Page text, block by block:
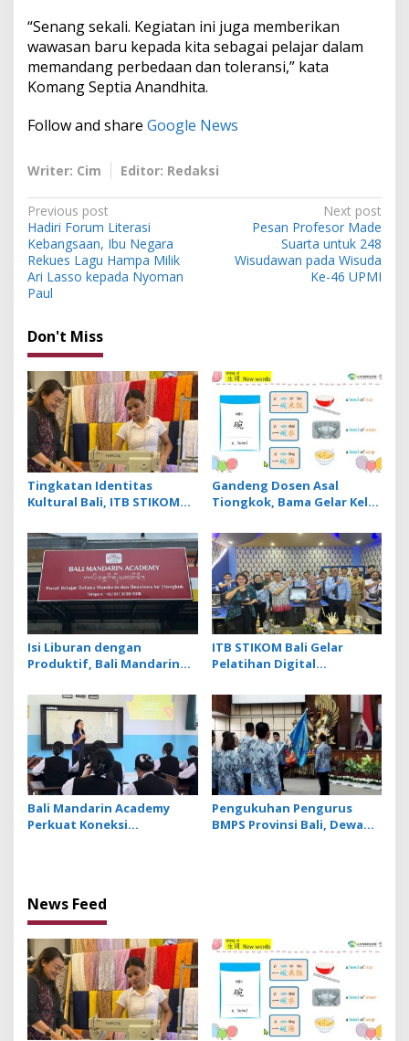
“Senang sekali. Kegiatan ini juga memberikan
wawasan baru kepada kita sebagai pelajar dalam
memandang perbedaan dan toleransi,” kata
Komang Septia Anandhita.
Follow and share Google News
Writer: Cim Editor: Redaksi
P
o
s
t
a
v
i
g
a
t
i
n
Previous post
Hadiri Forum Literasi
Kebangsaan, Ibu Negara
Rekues Lagu Hampa Milik
Ari Lasso kepada Nyoman
Paul
Next post
Pesan Profesor Made
Suarta untuk 248
Wisudawan pada Wisuda
Ke-46 UPMI
Don't Miss
Tingkatan Identitas
Kultural Bali, ITB STIKOM
Usaha Perempuan
Pengrajin Kebaya
Gandeng Dosen Asal
Tiongkok, Bama Gelar Kelas
Bahas Cara Pesan Menu
Restoran
Isi Liburan dengan
Produktif, Bali Mandarin
Online Super Intensif
ITB STIKOM Bali Gelar
Pelatihan Digital
Teknologi 3D Scanner
Bali Mandarin Academy
Perkuat Koneksi
Pengukuhan Pengurus
BMPS Provinsi Bali, Dewan
News Feed